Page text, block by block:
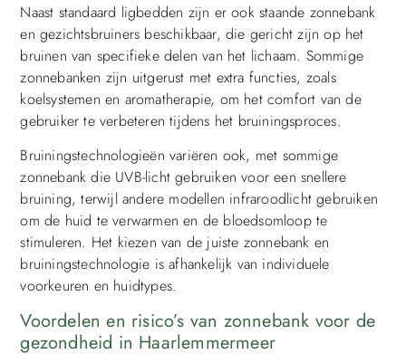
Naast standaard ligbedden zijn er ook staande zonnebank
en gezichtsbruiners beschikbaar, die gericht zijn op het
bruinen van specifieke delen van het lichaam. Sommige
zonnebanken zijn uitgerust met extra functies, zoals
koelsystemen en aromatherapie, om het comfort van de
gebruiker te verbeteren tijdens het bruiningsproces.
Bruiningstechnologieën variëren ook, met sommige
zonnebank die UVB-licht gebruiken voor een snellere
bruining, terwijl andere modellen infraroodlicht gebruiken
om de huid te verwarmen en de bloedsomloop te
stimuleren. Het kiezen van de juiste zonnebank en
bruiningstechnologie is afhankelijk van individuele
voorkeuren en huidtypes.
Voordelen en risico’s van zonnebank voor de
gezondheid in Haarlemmermeer